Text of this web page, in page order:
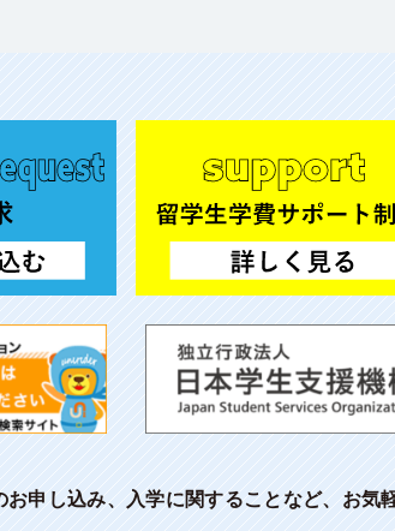
申し込み、入学に関することなど、お気